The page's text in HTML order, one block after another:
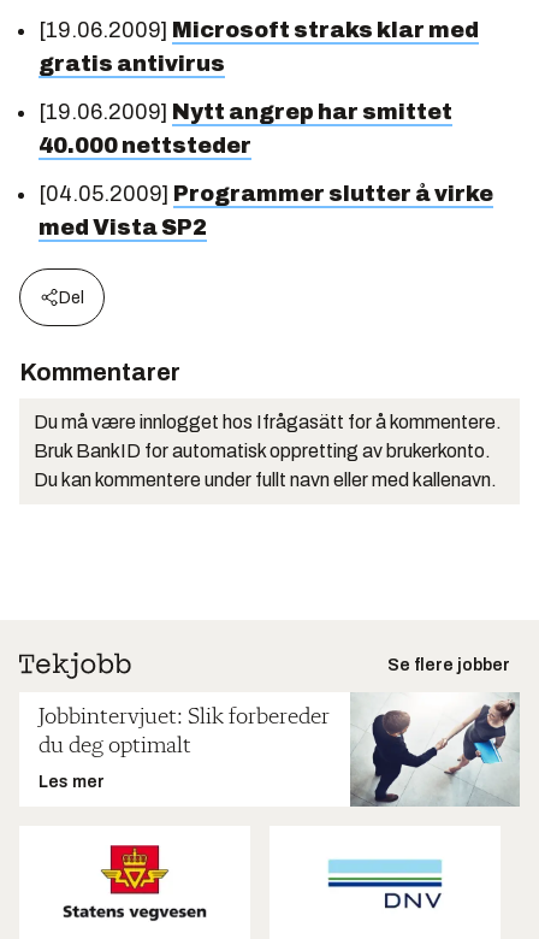
[19.06.2009] Microsoft straks klar med
gratis antivirus
[19.06.2009] Nytt angrep har smittet
40.000 nettsteder
[04.05.2009] Programmer slutter å virke
med Vista SP2
Del
Kommentarer
Du må være innlogget hos Ifrågasätt for å kommentere.
Bruk BankID for automatisk oppretting av brukerkonto.
Du kan kommentere under fullt navn eller med kallenavn.
Se flere jobber
Jobbintervjuet: Slik forbereder
du deg optimalt
Les mer